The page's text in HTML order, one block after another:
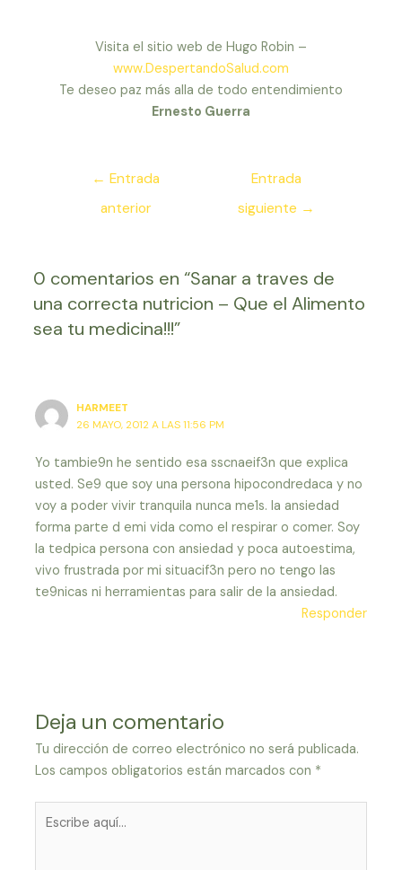
Visita el sitio web de Hugo Robin –
www.DespertandoSalud.com
Te deseo paz más alla de todo entendimiento
Ernesto Guerra
Navegación
entradas
← Entrada
anterior
Entrada
siguiente →
0 comentarios en “Sanar a traves de
una correcta nutricion – Que el Alimento
sea tu medicina!!!”
HARMEET
26 MAYO, 2012 A LAS 11:56 PM
Yo tambie9n he sentido esa sscnaeif3n que explica
usted. Se9 que soy una persona hipocondredaca y no
voy a poder vivir tranquila nunca me1s. la ansiedad
forma parte d emi vida como el respirar o comer. Soy
la tedpica persona con ansiedad y poca autoestima,
vivo frustrada por mi situacif3n pero no tengo las
te9nicas ni herramientas para salir de la ansiedad.
Responder
Deja un comentario
Tu dirección de correo electrónico no será publicada.
Los campos obligatorios están marcados con *
aquí...